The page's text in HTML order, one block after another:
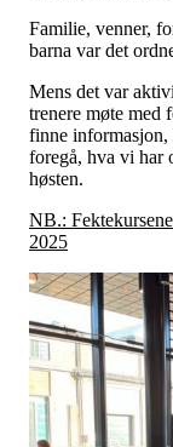
Familie, venner,
barna var det
Mens det var
trenere møte med
finne
foregå, hva vi har
høsten.
NB.:
2025